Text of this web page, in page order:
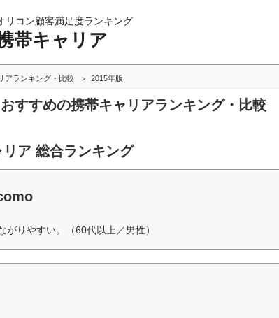
リコン顧客満足度ランキング
帯キャリア
アランキング・比較 2015年版
おすすめの携帯キャリアランキング・比較
ア 総合ランキング
がりやすい。（60代以上／男性）